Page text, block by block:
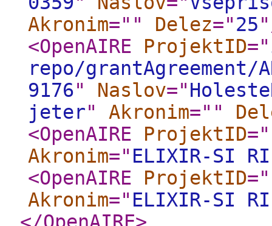
Akronim=" " Delez="25"
<OpenAIRE
ProjektID="
repo/grantAgreement/
9176" Naslov="
jeter" Akronim=" "
<OpenAIRE
ProjektID="
Akronim=" ELIXIR-SI
<OpenAIRE
ProjektID="
Akronim=" ELIXIR-SI